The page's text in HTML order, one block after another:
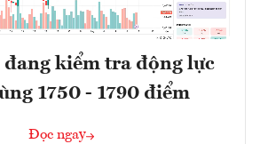
kiểm tra động lực
1750 - 1790 điểm
Đọc ngay